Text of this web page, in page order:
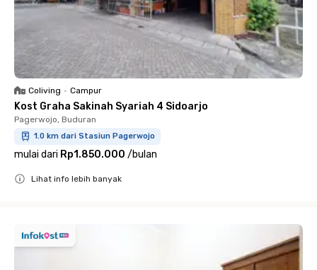
Coliving • Campur
Kost Graha Sakinah Syariah 4 Sidoarjo
Pagerwojo, Buduran
1.0 km dari Stasiun Pagerwojo
mulai dari Rp1.850.000 /bulan
Lihat info lebih banyak